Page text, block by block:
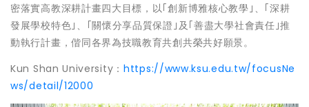
密落實高教深耕計畫四大目標，以｢創新博雅核心教學｣、｢深耕
發展學校特色｣、｢關懷分享品質保證｣及｢善盡大學社會責任｣推
動執行計畫，偕同各界為技職教育共創共榮共好願景。
Kun Shan University： https://www.ksu.edu.tw/focusNe
ws/detail/12000